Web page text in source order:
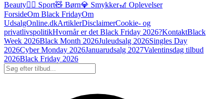
Beauty🏃‍♂️ Sport🧸 Børn💎 Smykker🎢 Oplevelser
ForsideOm Black FridayOm
UdsalgOnline.dkArtiklerDisclaimerCookie- og
privatlivspolitikHvornår er det Black Friday 2026?KontaktBlack
Week 2026Black Month 2026Juleudsalg 2026Singles Day
2026Cyber Monday 2026Januarudsalg 2027Valentinsdag tilbud
2026Black Friday 2026